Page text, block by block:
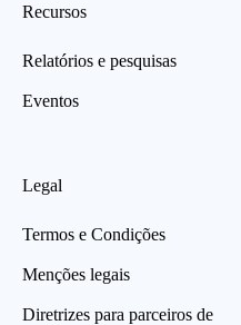
Recursos
Relatórios e pesquisas
Eventos
Legal
Termos e Condições
Menções legais
Diretrizes para parceiros de